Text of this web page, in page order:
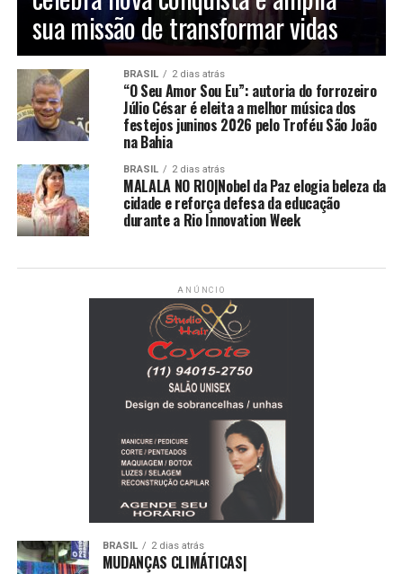
sua missão de transformar vidas
BRASIL 2 dias atrás
“O Seu Amor Sou Eu”: autoria do forrozeiro
Júlio César é eleita a melhor música dos
festejos juninos 2026 pelo Troféu São João
na Bahia
BRASIL 2 dias atrás
MALALA NO RIO|Nobel da Paz elogia beleza da
cidade e reforça defesa da educação
durante a Rio Innovation Week
ANÚNCIO
BRASIL 2 dias atrás
MUDANÇAS CLIMÁTICAS|